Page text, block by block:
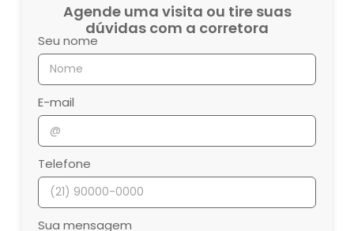
Agende uma visita ou tire suas
dúvidas com a corretora
Seu nome
E-mail
Telefone
Sua mensagem